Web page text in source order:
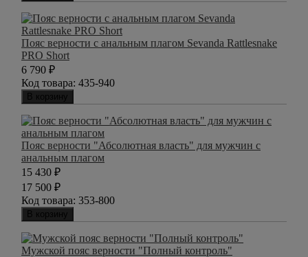
Пояс верности с анальным плагом Sevanda Rattlesnake
PRO Short
6 790 ₽
Код товара: 435-940
В корзину
Пояс верности "Абсолютная власть" для мужчин с
анальным плагом
15 430 ₽
17 500 ₽
Код товара: 353-800
В корзину
Мужской пояс верности "Полный контроль"